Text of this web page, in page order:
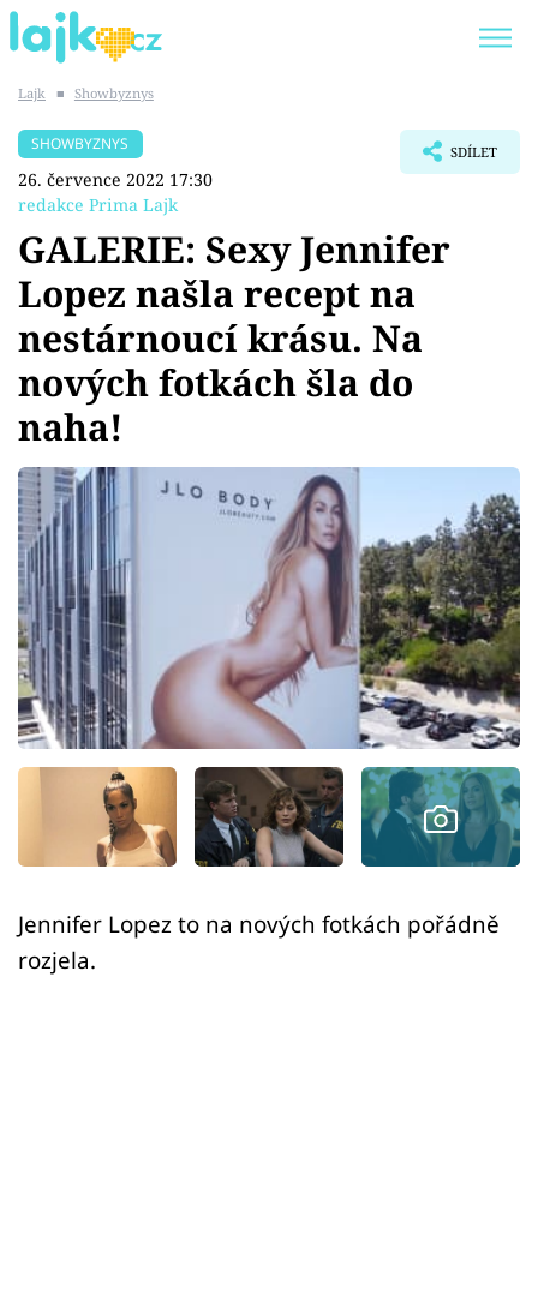
SHOPAHOLICADEL
Témata
Showbyznys
Youtubeři
Virály
Sex a vztahy
Videa
Sledujte prima+
Přihlášení
Sledujte nás
Lajk ■ Showbyznys
SHOWBYZNYS
26. července 2022 17:30
redakce Prima Lajk
SDÍLET
GALERIE: Sexy Jennifer
Lopez našla recept na
nestárnoucí krásu. Na
nových fotkách šla do
naha!
Jennifer Lopez to na nových fotkách pořádně
rozjela.